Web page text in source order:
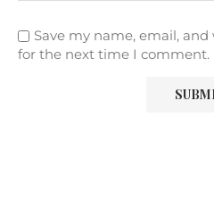
Save my name, email,
for the next time I comment.